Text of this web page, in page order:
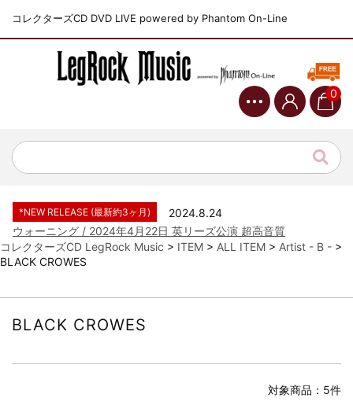
コレクターズCD DVD LIVE powered by Phantom On-Line
0
ジャーニー / 1979年5月8+9日 コロラド州 2公演 SBD 完全収録！
*NEW RELEASE (最新約3ヶ月)
2024.11.9
*NEW RELEASE (最新約3ヶ月)
2024.8.24
ウォーニング / 2024年4月22日 英リーズ公演 超高音質
IEM+Aud！
*NEW RELEASE (最新約3ヶ月)
収録！
*NEW RELEASE (最新約3ヶ月)
スコーピオンズ / 2024年6月15日 リスボン公演 FHD 完全収録！
コレクターズCD LegRock Music > ITEM > ALL ITEM > Artist - B - >
BLACK CROWES
BLACK CROWES
対象商品：5件